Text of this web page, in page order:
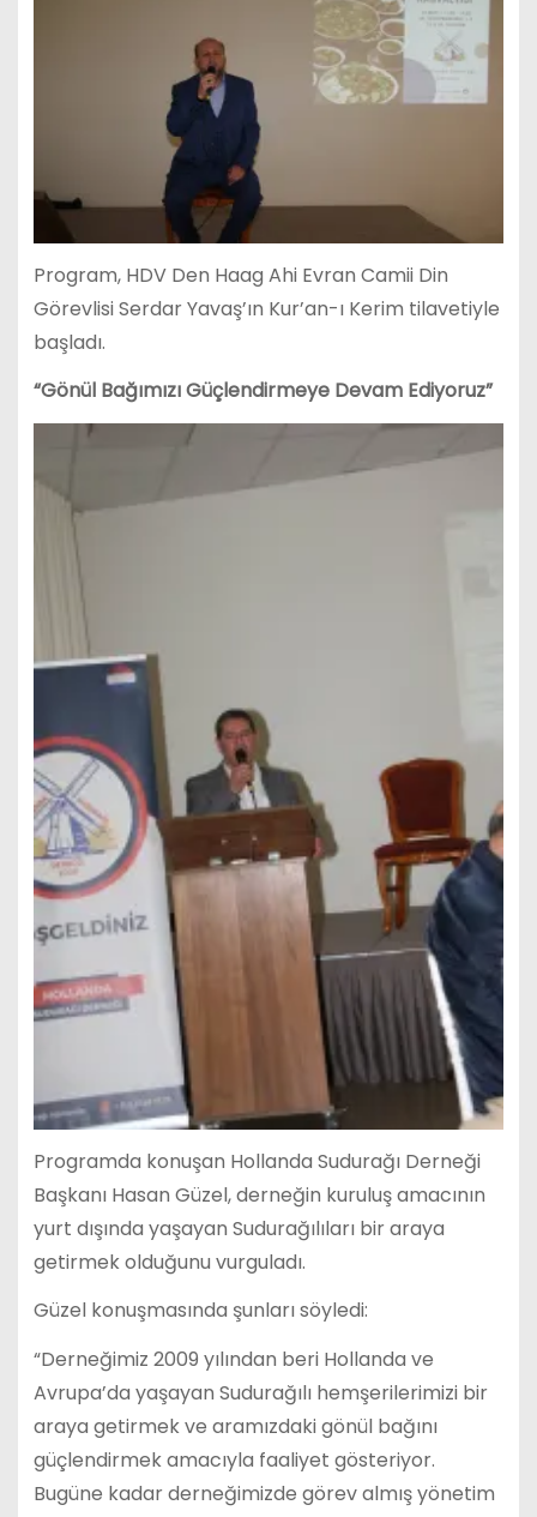
Program, HDV Den Haag Ahi Evran Camii Din
Görevlisi Serdar Yavaş’ın Kur’an-ı Kerim tilavetiyle
başladı.
“Gönül Bağımızı Güçlendirmeye Devam Ediyoruz”
Programda konuşan Hollanda Sudurağı Derneği
Başkanı Hasan Güzel, derneğin kuruluş amacının
yurt dışında yaşayan Sudurağılıları bir araya
getirmek olduğunu vurguladı.
Güzel konuşmasında şunları söyledi:
“Derneğimiz 2009 yılından beri Hollanda ve
Avrupa’da yaşayan Sudurağılı hemşerilerimizi bir
araya getirmek ve aramızdaki gönül bağını
güçlendirmek amacıyla faaliyet gösteriyor.
Bugüne kadar derneğimizde görev almış yönetim